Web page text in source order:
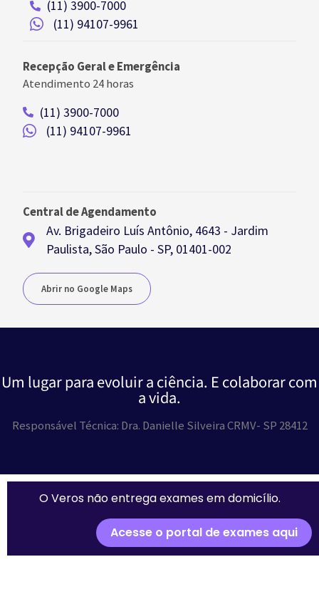
(11) 3900-7000
(11) 94107-9961
Recepção Geral e Emergência
Atendimento 24 horas
(11) 3900-7000
(11) 94107-9961
Central de Agendamento
Av. Brigadeiro Luís Antônio, 4643 - Jardim
Paulista, São Paulo - SP, 01401-002
Abrir no Google Maps
Um lugar para evoluir a ciência. E colaborar com
a vida.
Responsável Técnica: Dra. Danielle Silveira CRMV- SP 28412
O Veros não entrega exames em domicílio.
Acesse o portal de exames aqui